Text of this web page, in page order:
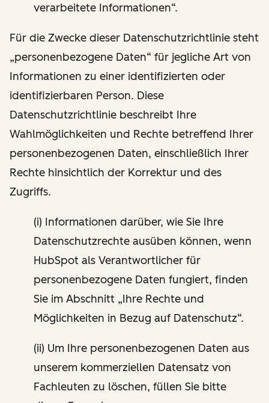
verarbeitete Informationen“.
Für die Zwecke dieser Datenschutzrichtlinie steht
„personenbezogene Daten“ für jegliche Art von
Informationen zu einer identifizierten oder
identifizierbaren Person. Diese
Datenschutzrichtlinie beschreibt Ihre
Wahlmöglichkeiten und Rechte betreffend Ihrer
personenbezogenen Daten, einschließlich Ihrer
Rechte hinsichtlich der Korrektur und des
Zugriffs.
(i) Informationen darüber, wie Sie Ihre
Datenschutzrechte ausüben können, wenn
HubSpot als Verantwortlicher für
personenbezogene Daten fungiert, finden
Sie im Abschnitt „Ihre Rechte und
Möglichkeiten in Bezug auf Datenschutz“.
(ii) Um Ihre personenbezogenen Daten aus
unserem kommerziellen Datensatz von
Fachleuten zu löschen, füllen Sie bitte